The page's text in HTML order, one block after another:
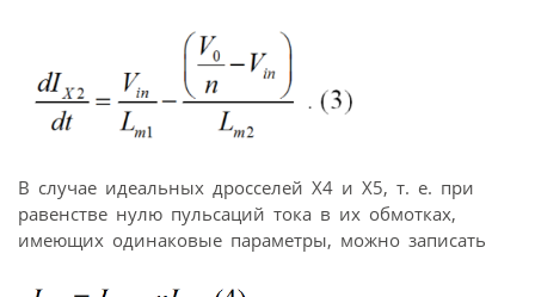
В случае идеальных дросселей Х4 и Х5, т. е. при
равенстве нулю пульсаций тока в их обмотках,
имеющих одинаковые параметры, можно записать